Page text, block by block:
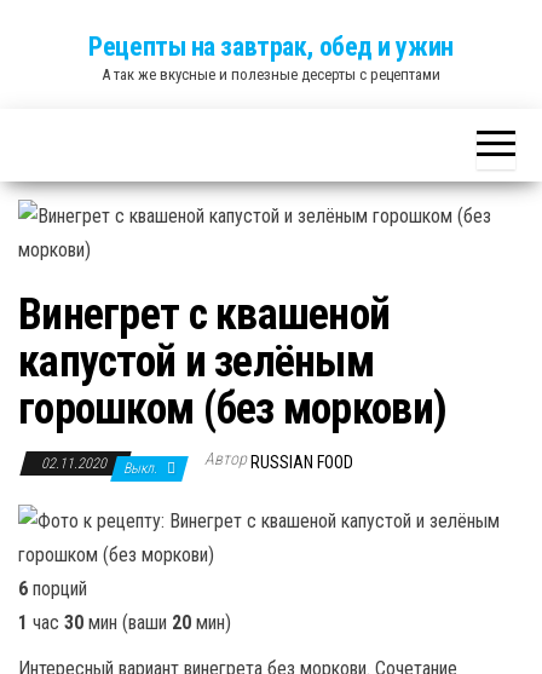
Рецепты на завтрак, обед и ужин
А так же вкусные и полезные десерты с рецептами
Винегрет с квашеной
капустой и зелёным
горошком (без моркови)
02.11.2020 Выкл. Автор RUSSIAN FOOD
6 порций
1 час 30 мин (ваши 20 мин)
Интересный вариант винегрета без моркови. Сочетание